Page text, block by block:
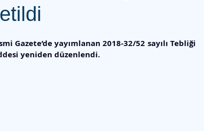
Gazete’de yayımlanan 2018-32/52 sayılı Tebliği
yeniden düzenlendi.